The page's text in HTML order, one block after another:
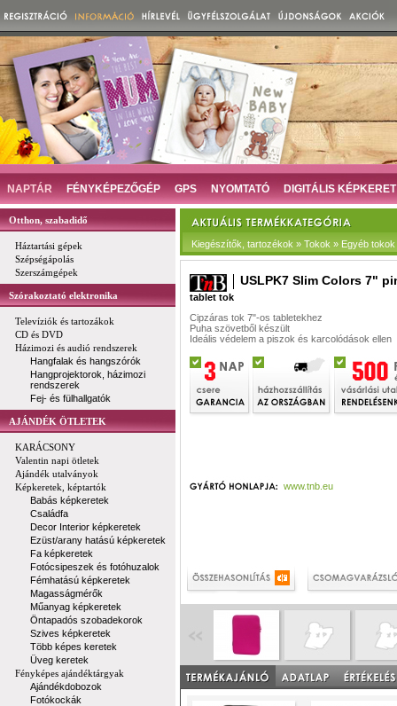
NAPTÁR FÉNYKÉPEZŐGÉP GPS NYOMTATÓ DIGITÁLIS KÉPKERET
Otthon, szabadidő
Háztartási gépek
Szépségápolás
Szerszámgépek
Szórakoztató elektronika
Televíziók és tartozákok
CD és DVD
Házimozi és audió rendszerek
Hangfalak és hangszórók
Hangprojektorok, házimozi
rendszerek
Fej- és fülhallgatók
AJÁNDÉK ÖTLETEK
KARÁCSONY
Valentin napi ötletek
Ajándék utalványok
Képkeretek, képtartók
Babás képkeretek
Családfa
Decor Interior képkeretek
Ezüst/arany hatású képkeretek
Fa képkeretek
Fotócsipeszek és fotóhuzalok
Fémhatású képkeretek
Magasságmérők
Műanyag képkeretek
Öntapadós szobadekorok
Szives képkeretek
Több képes keretek
Üveg keretek
Fényképes ajándéktárgyak
Ajándékdobozok
Fotókockák
Kiegészítők, tartozékok » Tokok » Egyéb tokok
USLPK7 Slim Colors 7"
tablet tok
Cipzáras tok 7"-os tabletekhez
Puha szövetből készült
Ideális védelem a piszok és karcolódások ellen
www.tnb.eu